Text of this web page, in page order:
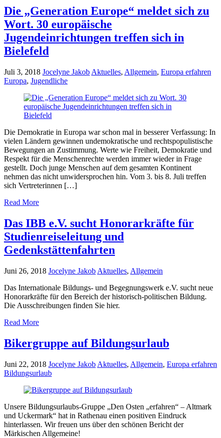
Die „Generation Europe“ meldet sich zu
Wort. 30 europäische
Jugendeinrichtungen treffen sich in
Bielefeld
Juli 3, 2018 Jocelyne Jakob Aktuelles, Allgemein, Europa erfahren
Europa, Jugendliche
Die Demokratie in Europa war schon mal in besserer Verfassung: In
vielen Ländern gewinnen undemokratische und rechtspopulistische
Bewegungen an Zustimmung. Werte wie Freiheit, Demokratie und
Respekt für die Menschenrechte werden immer wieder in Frage
gestellt. Doch junge Menschen auf dem gesamten Kontinent
nehmen das nicht unwidersprochen hin. Vom 3. bis 8. Juli treffen
sich Vertreterinnen […]
Read More
Das IBB e.V. sucht Honorarkräfte für
Studienreiseleitung und
Gedenkstättenfahrten
Juni 26, 2018 Jocelyne Jakob Aktuelles, Allgemein
Das Internationale Bildungs- und Begegnungswerk e.V. sucht neue
Honorarkräfte für den Bereich der historisch-politischen Bildung.
Die Ausschreibungen finden Sie hier.
Read More
Bikergruppe auf Bildungsurlaub
Juni 22, 2018 Jocelyne Jakob Aktuelles, Allgemein, Europa erfahren
Bildungsurlaub
Unsere Bildungsurlaubs-Gruppe „Den Osten „erfahren“ – Altmark
und Uckermark“ hat in Rathenau einen positiven Eindruck
hinterlassen. Wir freuen uns über den schönen Bericht der
Märkischen Allgemeine!